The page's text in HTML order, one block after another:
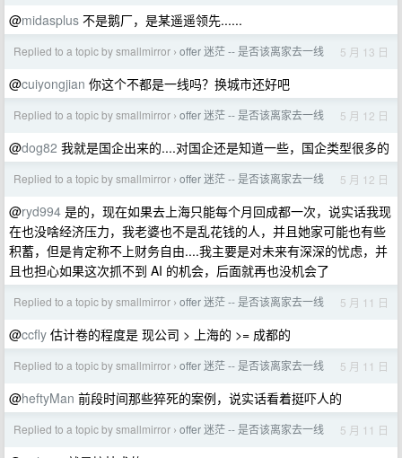
@midasplus 不是鹅厂，是某遥遥领先......
Replied to a topic by smallmirror › offer 迷茫 -- 是否该离家去一线 5 月 13 日
@cuiyongjian 你这个不都是一线吗？换城市还好吧
Replied to a topic by smallmirror › offer 迷茫 -- 是否该离家去一线 5 月 12 日
@dog82 我就是国企出来的....对国企还是知道一些，国企类型很多的
Replied to a topic by smallmirror › offer 迷茫 -- 是否该离家去一线 5 月 12 日
@ryd994 是的，现在如果去上海只能每个月回成都一次，说实话我现
在也没啥经济压力，我老婆也不是乱花钱的人，并且她家可能也有些
积蓄，但是肯定称不上财务自由....我主要是对未来有深深的忧虑，并
且也担心如果这次抓不到 AI 的机会，后面就再也没机会了
Replied to a topic by smallmirror › offer 迷茫 -- 是否该离家去一线 5 月 11 日
@ccfly 估计卷的程度是 现公司 > 上海的 >= 成都的
Replied to a topic by smallmirror › offer 迷茫 -- 是否该离家去一线 5 月 11 日
@heftyMan 前段时间那些猝死的案例，说实话看着挺吓人的
Replied to a topic by smallmirror › offer 迷茫 -- 是否该离家去一线 5 月 11 日